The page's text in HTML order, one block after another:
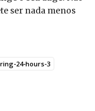
ser nada menos
24-hours-3